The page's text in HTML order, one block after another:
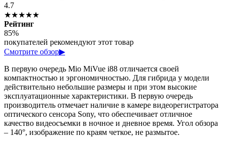
4.7
★★★★★
Рейтинг
85%
покупателей рекомендуют этот товар
Смотрите обзор▶
В первую очередь Mio MiVue i88 отличается своей
компактностью и эргономичностью. Для гибрида у модели
действительно небольшие размеры и при этом высокие
эксплуатационные характеристики. В первую очередь
производитель отмечает наличие в камере видеорегистратора
оптического сенсора Sony, что обеспечивает отличное
качество видеосъемки в ночное и дневное время. Угол обзора
– 140°, изображение по краям четкое, не размытое.